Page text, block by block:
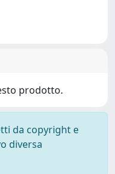
prodotto.
da copyright e
diversa